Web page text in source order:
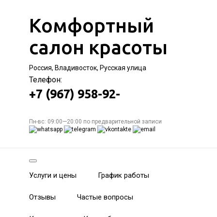
Комфортный
салон красоты
Россия, Владивосток, Русская улица
Телефон:
+7 (967) 958-92-
Пн-вс: 09:00—20:00 по предварительной записи
Услуги и цены График работы
Отзывы Частые вопросы